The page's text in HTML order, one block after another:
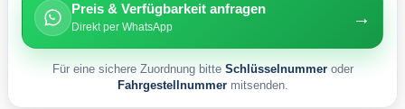
Preis & Verfügbarkeit anfragen
Direkt per WhatsApp →
Für eine sichere Zuordnung bitte Schlüsselnummeroder
Fahrgestellnummermitsenden.